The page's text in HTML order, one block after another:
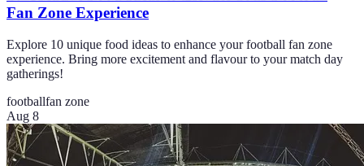
Fan Zone Experience
Explore 10 unique food ideas to enhance your football fan zone
experience. Bring more excitement and flavour to your match day
gatherings!
footballfan zone
Aug 8